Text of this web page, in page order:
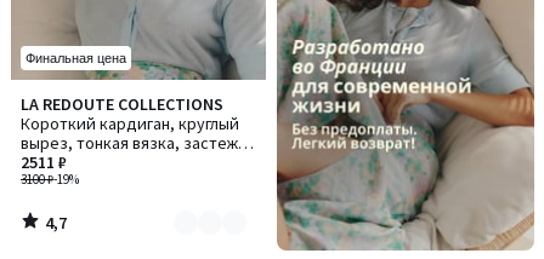
Финальная цена
LA REDOUTE COLLECTIONS
Короткий кардиган, круглый
вырез, тонкая вязка, застежка
на пуговицы
3100 ₽-19%
2511 ₽
4,7
/ 5
Количество
цветов:
2
4,7
/